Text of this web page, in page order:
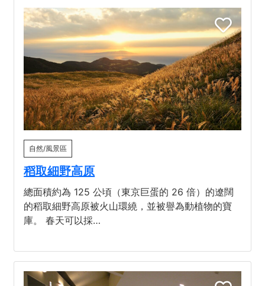
自然/風景區
稻取細野高原
總面積約為 125 公頃（東京巨蛋的 26 倍）的遼闊
的稻取細野高原被火山環繞，並被譽為動植物的寶
庫。 春天可以採…